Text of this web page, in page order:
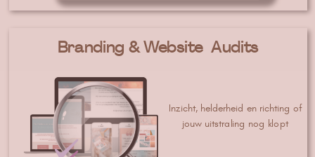
Inzicht, helderheid en richting of
jouw uitstraling nog klopt
Branding & Website Audits